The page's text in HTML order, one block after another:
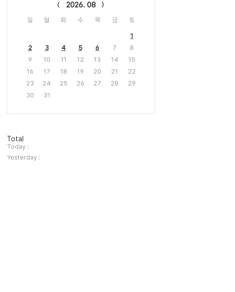
2026. 08
일 월 화 수 목 금 토
1
2
3 4 5 6 7
8
9
10 11 12 13 14
15
16
17 18 19 20 21
22
23
24 25 26 27 28
29
30
31
방
문
자
수
Total
Today :
Yesterday :